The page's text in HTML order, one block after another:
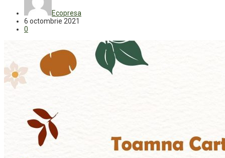
Ecopresa
6 octombrie 2021
0